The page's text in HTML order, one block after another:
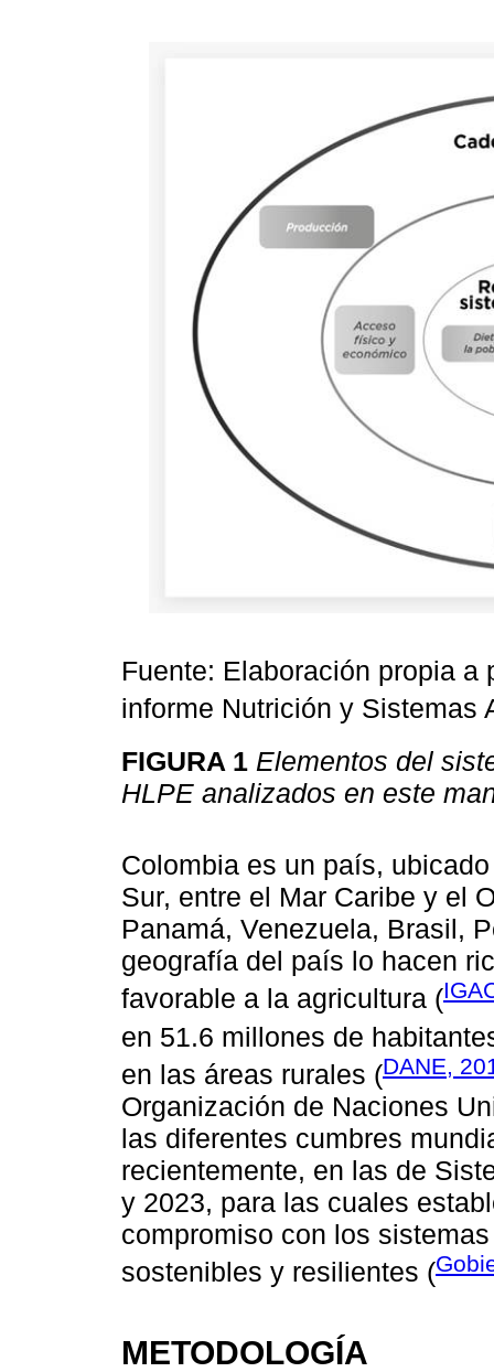
Fuente: Elaboración propia a
informe Nutrición y Sistemas
FIGURA 1 Elementos del
HLPE analizados en este
Colombia es un país,
Sur, entre el Mar Caribe y el
Panamá, Venezuela, Brasil,
geografía del país lo hacen
favorable a la agricultura (
en 51.6 millones de
en las áreas rurales (DANE,
Organización de Naciones
las diferentes cumbres
recientemente, en las de
y 2023, para las cuales
compromiso con los
sostenibles y resilientes (
METODOLOGÍA